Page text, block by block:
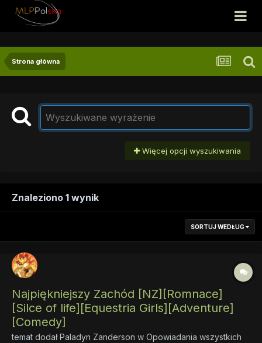
Strona główna
Więcej opcji wyszukiwania
Znaleziono 1 wynik
SORTUJ WEDŁUG
Najpiękniejszy Zachód [NZ][Romnace]
[Silce of life][Equestria Girls][Adventure]
[Comedy]
temat dodałPaladyn Zanderson w Opowiadania wszystkich